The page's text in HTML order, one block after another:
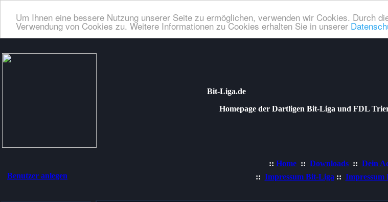
Um Ihnen eine bessere Nutzung unserer Seite zu ermöglichen, verwenden wir Cookies. Durch
Verwendung von Cookies zu. Weitere Informationen zu Cookies erhalten Sie in unserer
Bit-Liga.de
Homepage der Dartligen Bit-Liga und FDL
Benutzer anlegen
:: Home :: Downloads :: Dein
:: Impressum Bit-Liga :: Impressum